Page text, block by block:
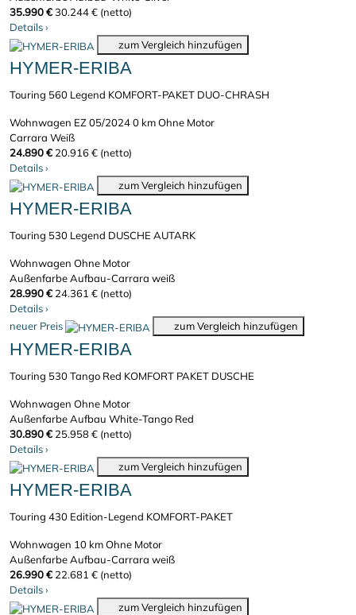
35.990 €30.244 € (netto)
Details›
zum Vergleich hinzufügen
HYMER-ERIBA
Touring 560 Legend KOMFORT-PAKET DUO-CHRASH
Wohnwagen EZ 05/20240 kmOhne Motor
Carrara Weiß
24.890 € 20.916 € (netto)
Details›
zum Vergleich hinzufügen
HYMER-ERIBA
Touring 530 Legend DUSCHE AUTARK
Wohnwagen Ohne Motor
Außenfarbe Aufbau-Carrara weiß
28.990 € 24.361 € (netto)
Details›
neuer Preis
zum Vergleich hinzufügen
HYMER-ERIBA
Touring 530 Tango Red KOMFORT PAKET DUSCHE
Wohnwagen Ohne Motor
Außenfarbe Aufbau White-Tango Red
30.890 € 25.958 € (netto)
Details›
zum Vergleich hinzufügen
HYMER-ERIBA
Touring 430 Edition-Legend KOMFORT-PAKET
Wohnwagen 10 kmOhne Motor
Außenfarbe Aufbau-Carrara weiß
26.990 € 22.681 € (netto)
Details›
zum Vergleich hinzufügen